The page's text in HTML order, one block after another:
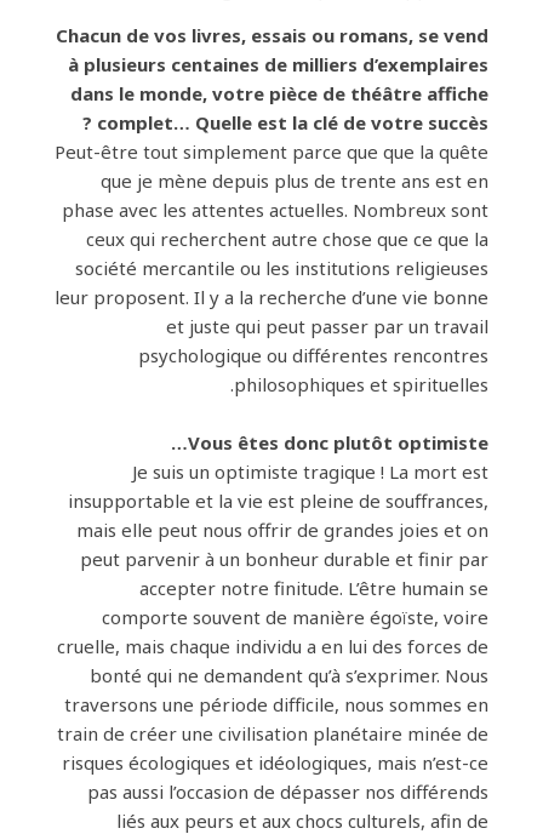
Chacun de vos livres, essais ou romans, se vend
à plusieurs centaines de milliers d’exemplaires
dans le monde, votre pièce de théâtre affiche
complet… Quelle est la clé de votre succès ?
Peut-être tout simplement parce que que la quête
que je mène depuis plus de trente ans est en
phase avec les attentes actuelles. Nombreux sont
ceux qui recherchent autre chose que ce que la
société mercantile ou les institutions religieuses
leur proposent. Il y a la recherche d’une vie bonne
et juste qui peut passer par un travail
psychologique ou différentes rencontres
philosophiques et spirituelles.
Vous êtes donc plutôt optimiste…
Je suis un optimiste tragique ! La mort est
insupportable et la vie est pleine de souffrances,
mais elle peut nous offrir de grandes joies et on
peut parvenir à un bonheur durable et finir par
accepter notre finitude. L’être humain se
comporte souvent de manière égoïste, voire
cruelle, mais chaque individu a en lui des forces de
bonté qui ne demandent qu’à s’exprimer. Nous
traversons une période difficile, nous sommes en
train de créer une civilisation planétaire minée de
risques écologiques et idéologiques, mais n’est-ce
pas aussi l’occasion de dépasser nos différends
liés aux peurs et aux chocs culturels, afin de